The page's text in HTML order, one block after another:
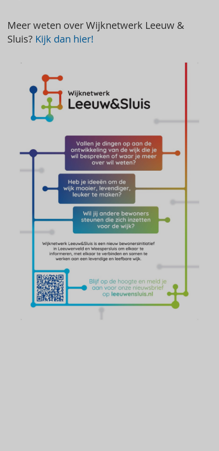
Meer weten over Wijknetwerk Leeuw &
Sluis? Kijk dan hier!